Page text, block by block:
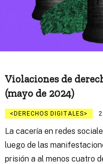
Violaciones de
(mayo de 2024)
DERECHOS DIGITALES
La cacería en redes
luego de las
prisión a al menos cuatro